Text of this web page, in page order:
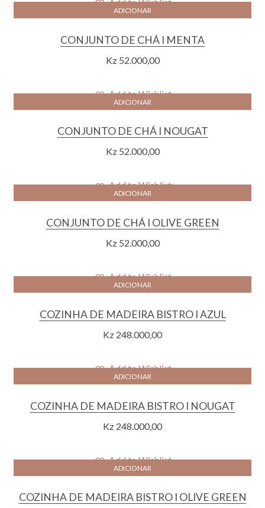
ADICIONAR
CONJUNTO DE CHÁ I MENTA
Kz52.000,00
Add to Wishlist
ADICIONAR
CONJUNTO DE CHÁ I NOUGAT
Kz52.000,00
Add to Wishlist
ADICIONAR
CONJUNTO DE CHÁ I OLIVE GREEN
Kz52.000,00
Add to Wishlist
ADICIONAR
COZINHA DE MADEIRA BISTRO I AZUL
Kz 248.000,00
Add to Wishlist
ADICIONAR
COZINHA DE MADEIRA BISTRO I NOUGAT
Kz 248.000,00
Add to Wishlist
ADICIONAR
COZINHA DE MADEIRA BISTRO I OLIVE GREEN